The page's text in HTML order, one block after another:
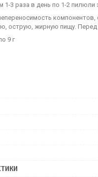
3 раза в день по 1-2 пилюли
острую, жирную пищу.
9 г